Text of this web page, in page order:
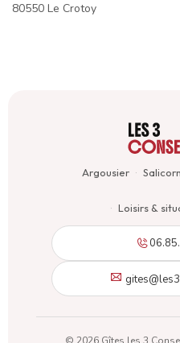
80550 Le Crotoy
Argousier
Loisirs &